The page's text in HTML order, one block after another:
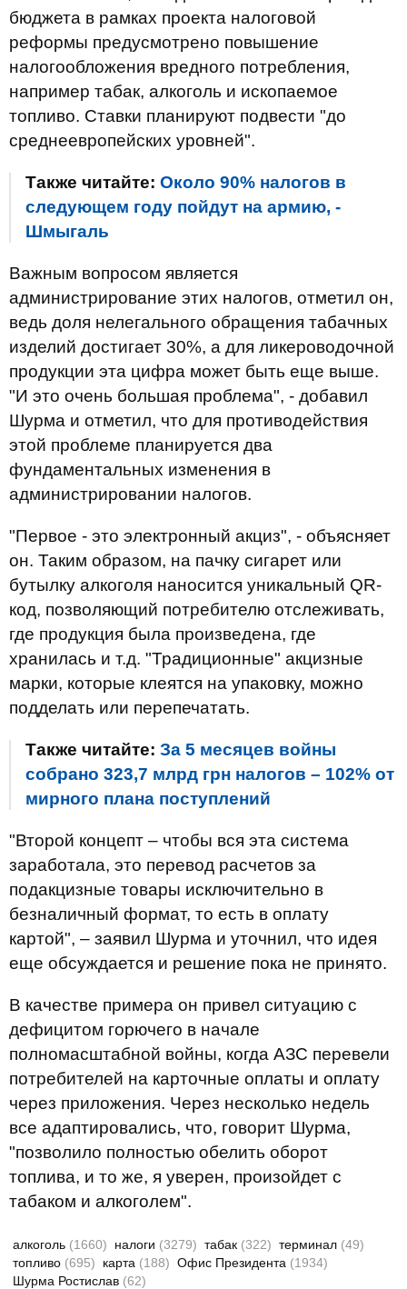
бюджета в рамках проекта налоговой
реформы предусмотрено повышение
налогообложения вредного потребления,
например табак, алкоголь и ископаемое
топливо. Ставки планируют подвести "до
среднеевропейских уровней".
Также читайте: Около 90% налогов в
следующем году пойдут на армию, -
Шмыгаль
Важным вопросом является
администрирование этих налогов, отметил он,
ведь доля нелегального обращения табачных
изделий достигает 30%, а для ликероводочной
продукции эта цифра может быть еще выше.
"И это очень большая проблема", - добавил
Шурма и отметил, что для противодействия
этой проблеме планируется два
фундаментальных изменения в
администрировании налогов.
"Первое - это электронный акциз", - объясняет
он. Таким образом, на пачку сигарет или
бутылку алкоголя наносится уникальный QR-
код, позволяющий потребителю отслеживать,
где продукция была произведена, где
хранилась и т.д. "Традиционные" акцизные
марки, которые клеятся на упаковку, можно
подделать или перепечатать.
Также читайте: За 5 месяцев войны
собрано 323,7 млрд грн налогов – 102% от
мирного плана поступлений
"Второй концепт – чтобы вся эта система
заработала, это перевод расчетов за
подакцизные товары исключительно в
безналичный формат, то есть в оплату
картой", – заявил Шурма и уточнил, что идея
еще обсуждается и решение пока не принято.
В качестве примера он привел ситуацию с
дефицитом горючего в начале
полномасштабной войны, когда АЗС перевели
потребителей на карточные оплаты и оплату
через приложения. Через несколько недель
все адаптировались, что, говорит Шурма,
"позволило полностью обелить оборот
топлива, и то же, я уверен, произойдет с
табаком и алкоголем".
алкоголь (1660) налоги (3279) табак (322) терминал (49)
топливо (695) карта (188) Офис Президента (1934)
Шурма Ростислав (62)